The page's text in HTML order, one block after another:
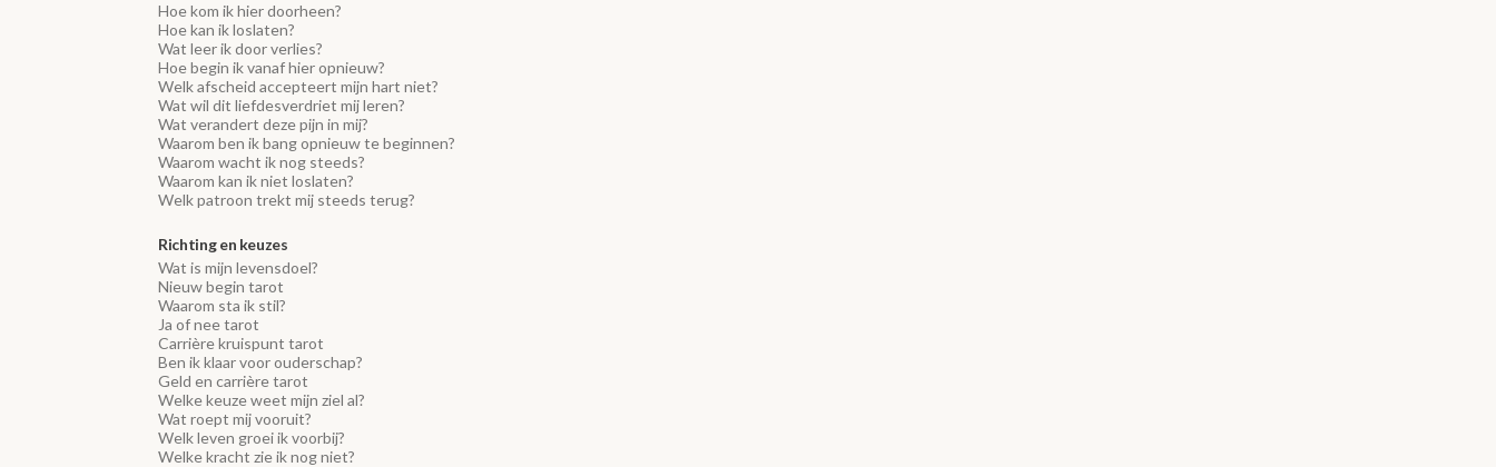
Hoe kom ik hier doorheen?
Hoe kan ik loslaten?
Wat leer ik door verlies?
Hoe begin ik vanaf hier opnieuw?
Welk afscheid accepteert mijn hart niet?
Wat wil dit liefdesverdriet mij leren?
Wat verandert deze pijn in mij?
Waarom ben ik bang opnieuw te beginnen?
Waarom wacht ik nog steeds?
Waarom kan ik niet loslaten?
Welk patroon trekt mij steeds terug?
Richting en keuzes
Wat is mijn levensdoel?
Nieuw begin tarot
Waarom sta ik stil?
Ja of nee tarot
Carrière kruispunt tarot
Ben ik klaar voor ouderschap?
Geld en carrière tarot
Welke keuze weet mijn ziel al?
Wat roept mij vooruit?
Welk leven groei ik voorbij?
Welke kracht zie ik nog niet?